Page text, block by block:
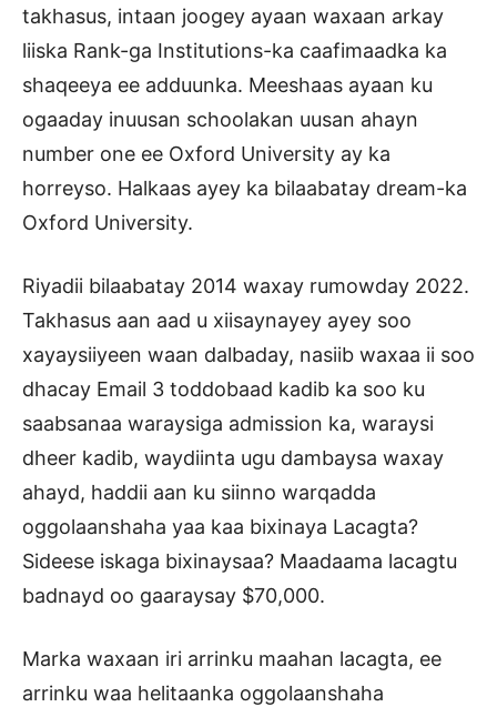
takhasus, intaan joogey ayaan waxaan arkay
liiska Rank-ga Institutions-ka caafimaadka ka
shaqeeya ee adduunka. Meeshaas ayaan ku
ogaaday inuusan schoolakan uusan ahayn
number one ee Oxford University ay ka
horreyso. Halkaas ayey ka bilaabatay dream-ka
Oxford University.
Riyadii bilaabatay 2014 waxay rumowday 2022.
Takhasus aan aad u xiisaynayey ayey soo
xayaysiiyeen waan dalbaday, nasiib waxaa ii soo
dhacay Email 3 toddobaad kadib ka soo ku
saabsanaa waraysiga admission ka, waraysi
dheer kadib, waydiinta ugu dambaysa waxay
ahayd, haddii aan ku siinno warqadda
oggolaanshaha yaa kaa bixinaya Lacagta?
Sideese iskaga bixinaysaa? Maadaama lacagtu
badnayd oo gaaraysay $70,000.
Marka waxaan iri arrinku maahan lacagta, ee
arrinku waa helitaanka oggolaanshaha